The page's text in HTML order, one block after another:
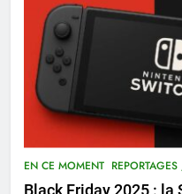
EN CE MOMENT
Black Friday 2025 :